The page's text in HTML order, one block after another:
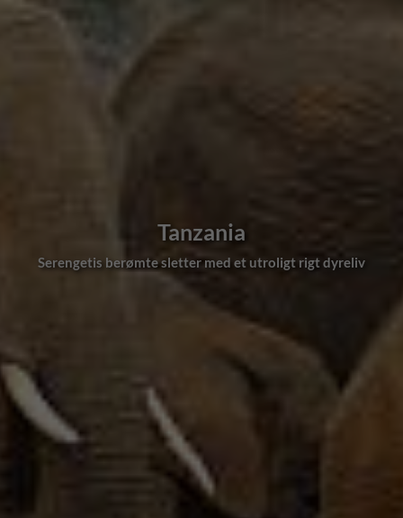
Tanzania
berømte sletter med et utroligt rigt dyreliv